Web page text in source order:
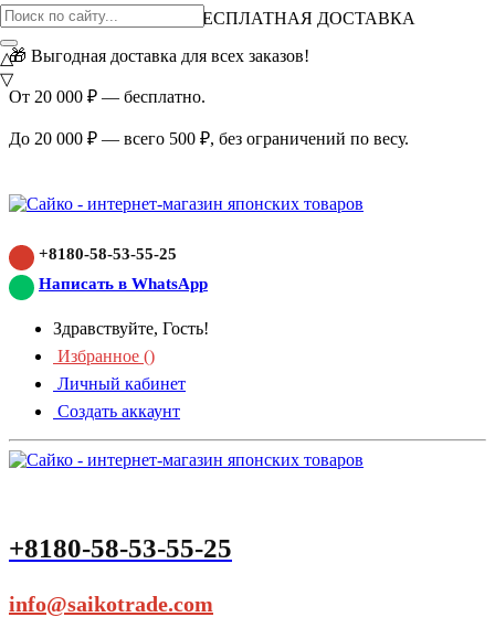
ВНИМАНИЕ АКЦИЯ!
БЕСПЛАТНАЯ ДОСТАВКА
🎁 Выгодная доставка для всех заказов!
От 20 000 ₽ — бесплатно.
До 20 000 ₽ — всего 500 ₽, без ограничений по весу.
+8180-58-53-55-25
Написать в WhatsApp
Здравствуйте, Гость!
Избранное ()
Личный кабинет
Создать аккаунт
+8180-58-53-55-25
info@saikotrade.com
△
▽